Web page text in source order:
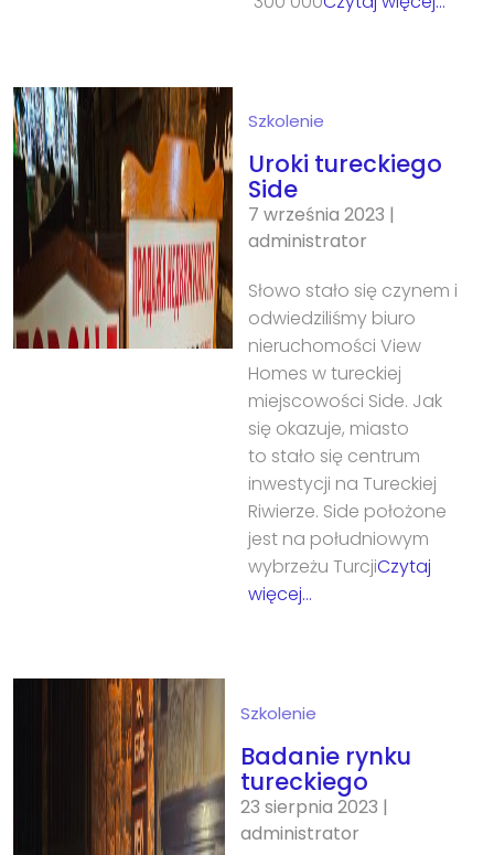
Szkolenie
Uroki tureckiego
Side
7 września 2023 |
administrator
Słowo stało się czynem i
odwiedziliśmy biuro
nieruchomości View
Homes w tureckiej
miejscowości Side. Jak
się okazuje, miasto
to stało się centrum
inwestycji na Tureckiej
Riwierze. Side położone
jest na południowym
wybrzeżu TurcjiCzytaj
więcej…
Szkolenie
Badanie rynku
tureckiego
23 sierpnia 2023 |
administrator